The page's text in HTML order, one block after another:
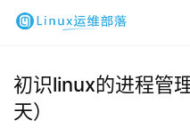
初识linux的进程管
天）